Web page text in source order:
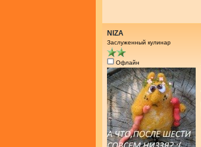
NIZA
Заслуженный кулинар
Офлайн